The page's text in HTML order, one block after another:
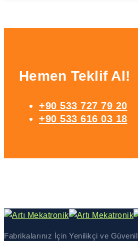
Hemen Teklif Al!
+90 533 727 79 20
+90 533 616 03 18
Fabrikalarınız İçin Yenilikçi ve